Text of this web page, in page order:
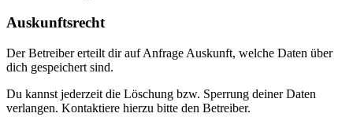
Auskunftsrecht
Der Betreiber erteilt dir auf Anfrage Auskunft, welche Daten über
dich gespeichert sind.
Du kannst jederzeit die Löschung bzw. Sperrung deiner Daten
verlangen. Kontaktiere hierzu bitte den Betreiber.